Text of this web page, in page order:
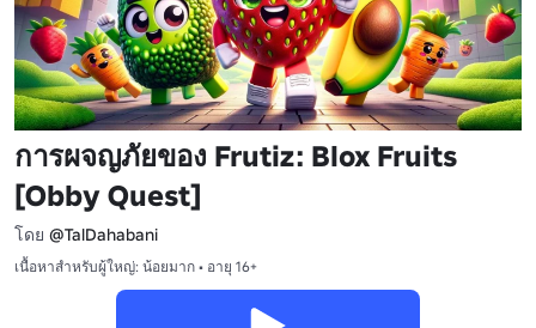
การผจญภัยของ Frutiz: Blox Fruits
[Obby Quest]
โดย @TalDahabani
เนื้อหาสำหรับผู้ใหญ่: น้อยมาก • อายุ 16+